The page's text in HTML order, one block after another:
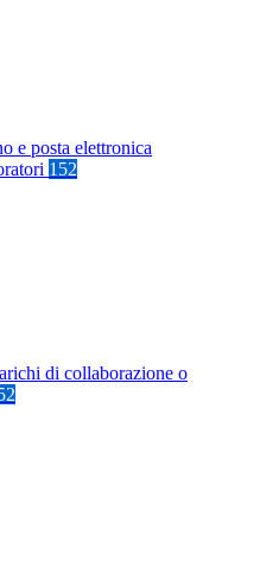
e posta elettronica
152
di collaborazione o